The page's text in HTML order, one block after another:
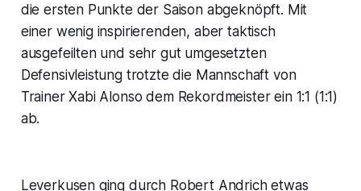
die ersten Punkte der Saison abgeknöpft. Mit
einer wenig inspirierenden, aber taktisch
ausgefeilten und sehr gut umgesetzten
Defensivleistung trotzte die Mannschaft von
Trainer Xabi Alonso dem Rekordmeister ein 1:1 (1:1)
ab.
Leverkusen ging durch Robert Andrich etwas